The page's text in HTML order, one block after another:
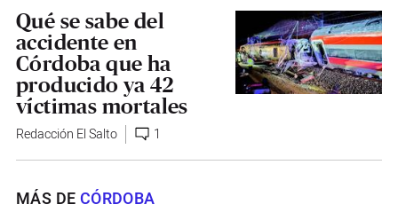
Qué se sabe del
accidente en
Córdoba que ha
producido ya 42
víctimas mortales
Redacción El Salto 1
MÁS DECÓRDOBA